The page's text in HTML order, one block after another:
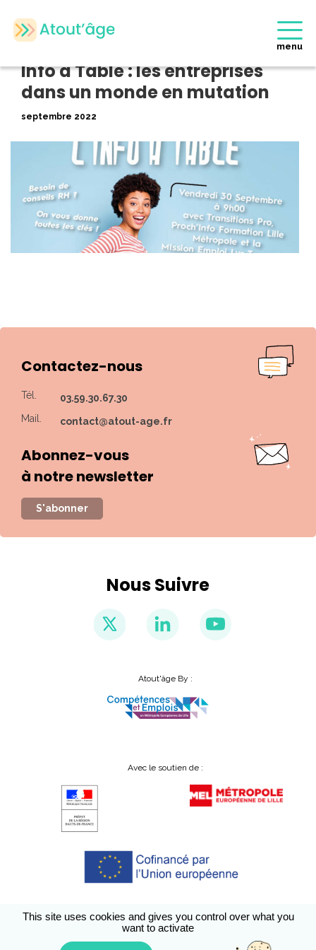
menu
dans un monde en mutation
Info à Table : les entreprises
dans un monde en mutation
septembre 2022
Contactez-nous
Tél.
03.59.30.67.30
Mail.
contact@atout-age.fr
Abonnez-vous
à notre newsletter
S'abonner
Nous Suivre
Atout'âge By :
Avec le soutien de :
Conditions générales d’utilisation A propos
This site uses cookies and gives you control over what you
want to activate